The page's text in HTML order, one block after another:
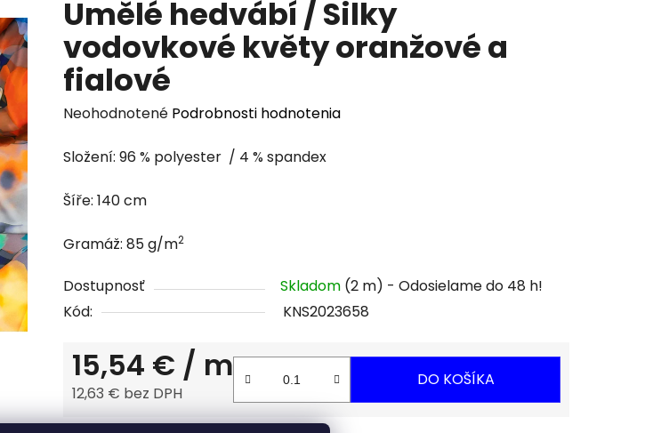
Umělé hedvábí / Silky
vodovkové květy oranžové a
fialové
Priemerné
produktu
0,0
hviezdičiek.
Neohodnotené Podrobnosti hodnotenia
Složení: 96 % polyester / 4 % spandex
Šíře: 140 cm
Gramáž: 85g/m2
Dostupnosť Skladom (2 m)
Kód:
KNS2023658
15,54 € / m
12,63 € bez DPH
Jednotková cena:
DO KOŠÍKA